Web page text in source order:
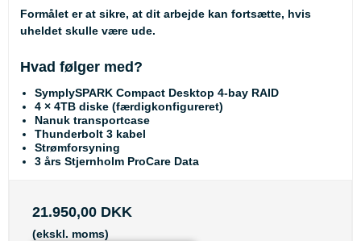
Formålet er at sikre, at dit arbejde kan fortsætte, hvis
uheldet skulle være ude.
Hvad følger med?
SymplySPARK Compact Desktop 4-bay RAID
4 × 4TB diske (færdigkonfigureret)
Nanuk transportcase
Thunderbolt 3 kabel
Strømforsyning
3 års Stjernholm ProCare Data
21.950,00 DKK
(ekskl. moms)